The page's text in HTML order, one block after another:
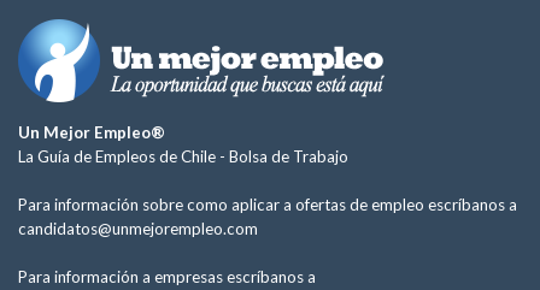
Un Mejor Empleo®
La Guía de Empleos de Chile - Bolsa de Trabajo
Para información sobre como aplicar a ofertas de empleo escríbanos a
candidatos@unmejorempleo.com
Para información a empresas escríbanos a